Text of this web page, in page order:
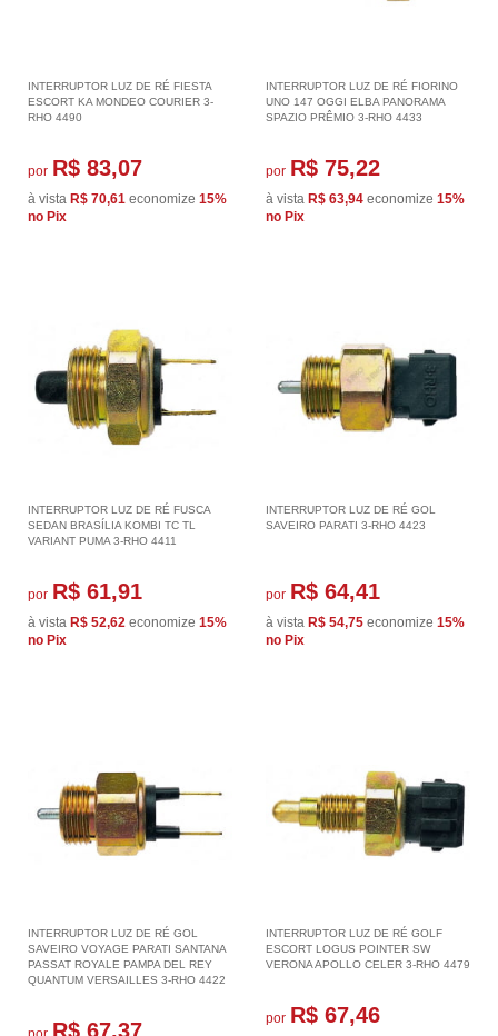
INTERRUPTOR LUZ DE RÉ FIESTA
ESCORT KA MONDEO COURIER 3-
RHO 4490
por R$ 83,07
à vista R$ 70,61 economize 15%
no Pix
INTERRUPTOR LUZ DE RÉ FIORINO
UNO 147 OGGI ELBA PANORAMA
SPAZIO PRÊMIO 3-RHO 4433
por R$ 75,22
à vista R$ 63,94 economize 15%
no Pix
INTERRUPTOR LUZ DE RÉ FUSCA
SEDAN BRASÍLIA KOMBI TC TL
VARIANT PUMA 3-RHO 4411
por R$ 61,91
à vista R$ 52,62 economize 15%
no Pix
INTERRUPTOR LUZ DE RÉ GOL
SAVEIRO PARATI 3-RHO 4423
por R$ 64,41
à vista R$ 54,75 economize 15%
no Pix
INTERRUPTOR LUZ DE RÉ GOL
SAVEIRO VOYAGE PARATI SANTANA
PASSAT ROYALE PAMPA DEL REY
QUANTUM VERSAILLES 3-RHO 4422
R$ 67,37
INTERRUPTOR LUZ DE RÉ GOLF
ESCORT LOGUS POINTER SW
VERONA APOLLO CELER 3-RHO 4479
por R$ 67,46